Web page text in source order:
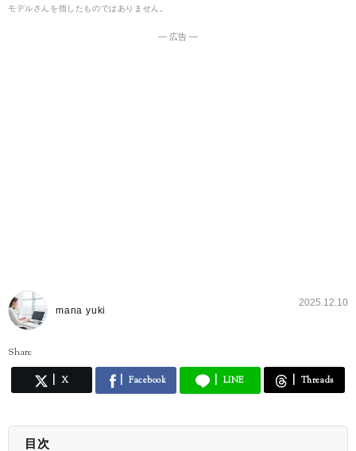
モデルさんを指したものではありません。
― 広告 ―
mana yuki
2025.12.10
Share
X Facebook LINE Threads
目次